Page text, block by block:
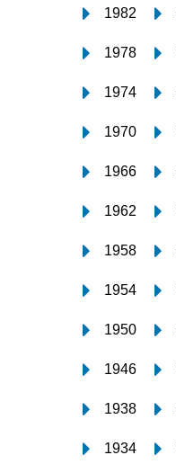
1982
1978
1974
1970
1966
1962
1958
1954
1950
1946
1938
1934